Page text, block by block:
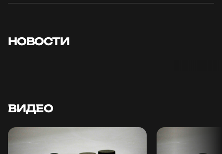
НОВОСТИ
КОМАНДА
"ЭКОМЕНЕДЖМЕНТ"
ВИДЕО